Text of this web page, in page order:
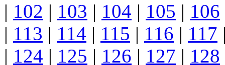
| 102 | 103 | 104 | 105 | 106
| 113 | 114 | 115 | 116 | 117
| 124 | 125 | 126 | 127 | 128